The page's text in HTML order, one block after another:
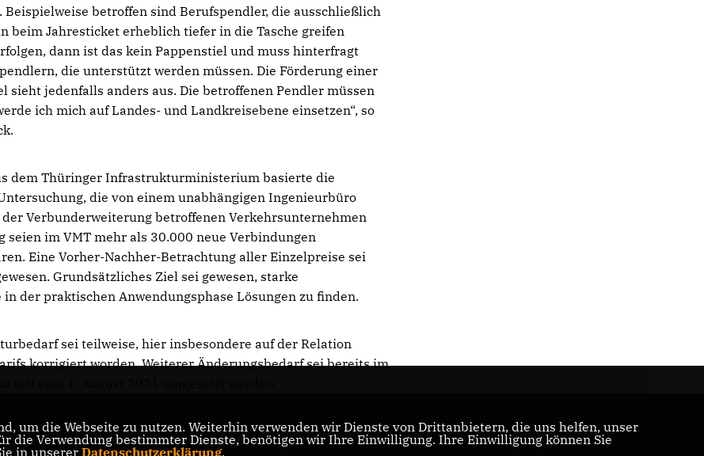
betroffen sind Berufspendler, die ausschließlich
beim Jahresticket erheblich tiefer in die Tasche greifen
dann ist das kein Pappenstiel und muss hinterfragt
die unterstützt werden müssen. Die Förderung einer
jedenfalls anders aus. Die betroffenen Pendler müssen
ich mich auf Landes- und Landkreisebene einsetzen“, so
dem Thüringer Infrastrukturministerium basierte die
die von einem unabhängigen Ingenieurbüro
Verbunderweiterung betroffenen Verkehrsunternehmen
im VMT mehr als 30.000 neue Verbindungen
Eine Vorher-Nachher-Betrachtung aller Einzelpreise sei
Grundsätzliches Ziel sei gewesen, starke
der praktischen Anwendungsphase Lösungen zu finden.
sei teilweise, hier insbesondere auf der Relation
korrigiert worden. Weiterer Änderungsbedarf sei bereits im
CDU Landesverband Thüringen
um die Webseite zu nutzen. Weiterhin verwenden wir Dienste von Drittanbietern, die uns helfen, unser
die Verwendung bestimmter Dienste, benötigen wir Ihre Einwilligung. Ihre Einwilligung können Sie
in unserer Datenschutzerklärung.